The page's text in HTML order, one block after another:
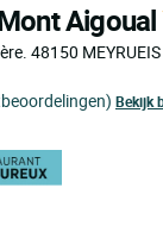
Aigoual
48150 MEYRUEIS
Bekijk